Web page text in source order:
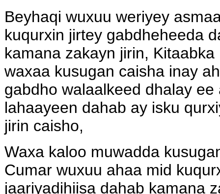
Beyhaqi wuxuu weriyey
kuqurxin jirtey gabdheheeda
kamana zakayn jirin,
waxaa kusugan caisha inay
gabdho walaalkeed dhalay
lahaayeen dahab ay isku
jirin caisho,
Waxa kaloo muwadda
Cumar wuxuu ahaa mid
jaariyadihiisa dahab kamana